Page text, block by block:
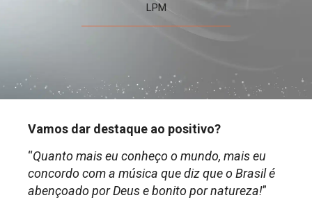
LPM
Vamos dar destaque ao positivo?
“Quanto mais eu conheço o mundo, mais eu
concordo com a música que diz que o Brasil é
abençoado por Deus e bonito por natureza!”